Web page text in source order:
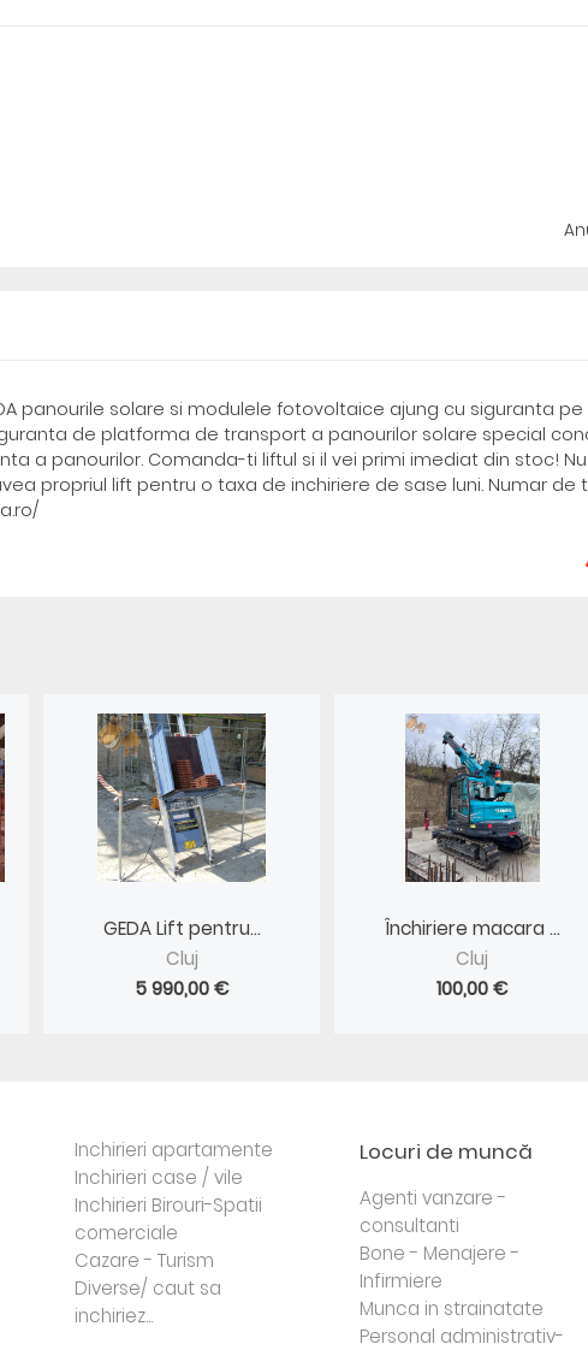
panourile solare si modulele fotovoltaice ajung cu siguranta
de platforma de transport a panourilor solare special
a panourilor. Comanda-ti liftul si il vei primi imediat din stoc!
propriul lift pentru o taxa de inchiriere de sase luni. Numar de
GEDA Lift pentru...
Cluj
5 990,00 €
Închiriere macara ...
Cluj
100,00 €
Inchirieri apartamente
Inchirieri case / vile
Inchirieri Birouri-Spatii
comerciale
Cazare - Turism
Diverse/ caut sa
inchiriez...
Locuri de muncă
Agenti vanzare -
consultanti
Bone - Menajere -
Infirmiere
Munca in strainatate
Personal administrativ-